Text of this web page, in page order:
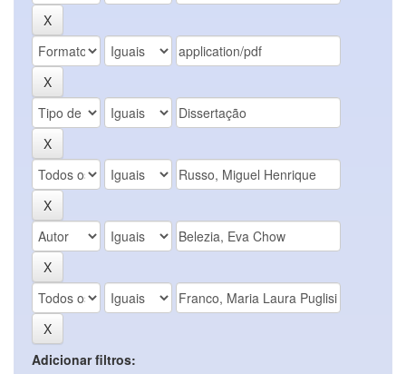
Adicionar filtros: